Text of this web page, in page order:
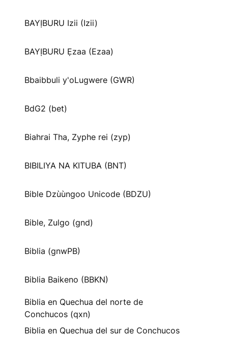
BAYỊBURU Izii (Izii)
BAYỊBURU Ẹzaa (Ezaa)
Bbaibbuli y'oLugwere (GWR)
BdG2 (bet)
Biahrai Tha, Zyphe rei (zyp)
BIBILIYA NA KITUBA (BNT)
Bible Dzùùngoo Unicode (BDZU)
Bible, Zulgo (gnd)
Biblia (gnwPB)
Biblia Baikeno (BBKN)
Biblia en Quechua del norte de
Conchucos (qxn)
Biblia en Quechua del sur de Conchucos